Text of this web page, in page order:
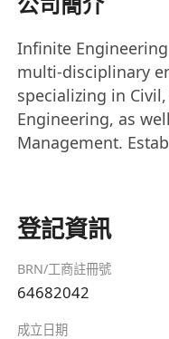
Infinite
multi-disciplinary
specializing in
Engineering, as
Management.
登記資訊
BRN/工商註冊號
64682042
成立日期